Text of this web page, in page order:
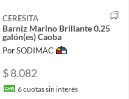
CERESITA
Barniz Marino Brillante 0.25
galón(es) Caoba
Por SODIMAC
$ 8.082
6cuotas sin interés